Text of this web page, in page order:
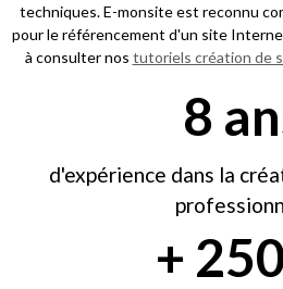
techniques. E-monsite est reconnu
pour le référencement d'un site
à consulter nos tutoriels création de
9
d'expérience dans la
+